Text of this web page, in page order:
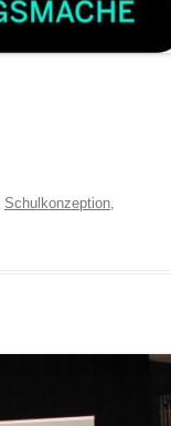
Schulkonzeption,